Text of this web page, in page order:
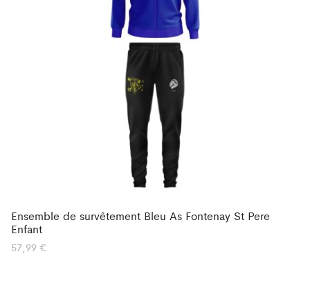
Ensemble de survêtement Bleu As Fontenay St Pere
Enfant
57,99 €